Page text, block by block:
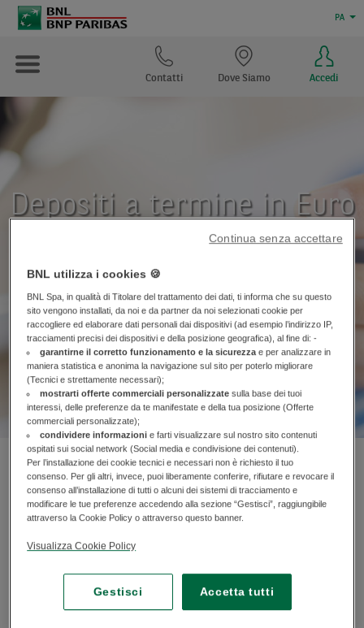
PA
Accedi
Dove Siamo
Contatti
Depositi a termine in Euro
e Valuta
I DEPOSITI A TERMINE IN EURO
E IN VALUTA DI BNL TI
BNL utilizza i cookies 🍪
BNL Spa, in qualità di Titolare del trattamento dei dati, ti informa che su questo
sito vengono installati, da noi e da partner da noi selezionati cookie per
raccogliere ed elaborare dati personali dai dispositivi (ad esempio l’indirizzo IP,
tracciamenti precisi dei dispositivi e della posizione geografica), al fine di: -
garantirne il corretto funzionamento e la sicurezzae per analizzare in
maniera statistica e anonima la navigazione sul sito per poterlo migliorare
(Tecnici e strettamente necessari);
mostrarti offerte commerciali personalizzatesulla base dei tuoi
interessi, delle preferenze da te manifestate e della tua posizione (Offerte
commerciali personalizzate);
condividere informazionie farti visualizzare sul nostro sito contenuti
ospitati sui social network (Social media e condivisione dei contenuti).
Per l’installazione dei cookie tecnici e necessari non è richiesto il tuo
consenso. Per gli altri, invece, puoi liberamente conferire, rifiutare e revocare il
consenso all’installazione di tutti o alcuni dei sistemi di tracciamento e
modificare le tue preferenze accedendo alla sezione “Gestisci”, raggiungibile
attraverso la Cookie Policy o attraverso questo banner.
Visualizza Cookie Policy
Gestisci Accetta tutti
Continua senza accettare